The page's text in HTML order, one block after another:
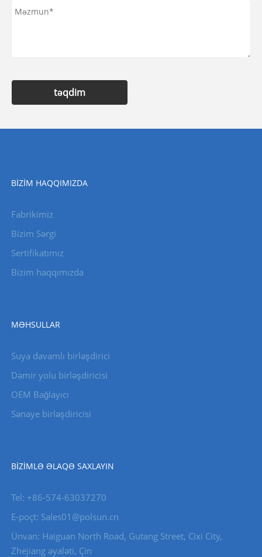
təqdim
BIZIM HAQQIMIZDA
Fabrikimiz
Bizim Sərgi
Sertifikatımız
Bizim haqqımızda
MƏHSULLAR
Suya davamlı birləşdirici
Dəmir yolu birləşdiricisi
OEM Bağlayıcı
Sənaye birləşdiricisi
BIZIMLƏ ƏLAQƏ SAXLAYIN
Tel: +86-574-63037270
E-poçt: Sales01@polsun.cn
Ünvan: Haiguan North Road, Gutang Street, Cixi City,
Zhejiang əyaləti, Çin